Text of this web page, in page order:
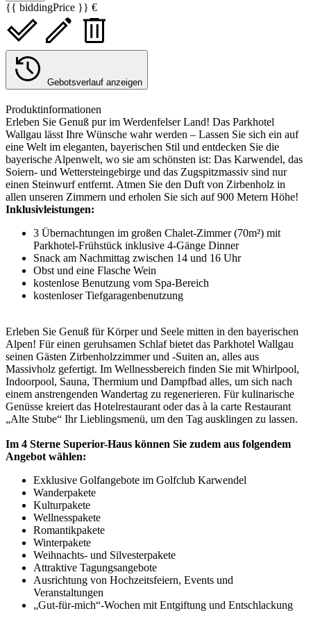
{{ biddingPrice }} €
Gebotsverlauf anzeigen
Produktinformationen
Erleben Sie Genuß pur im Werdenfelser Land! Das Parkhotel
Wallgau lässt Ihre Wünsche wahr werden – Lassen Sie sich ein auf
eine Welt im eleganten, bayerischen Stil und entdecken Sie die
bayerische Alpenwelt, wo sie am schönsten ist: Das Karwendel, das
Soiern- und Wettersteingebirge und das Zugspitzmassiv sind nur
einen Steinwurf entfernt. Atmen Sie den Duft von Zirbenholz in
allen unseren Zimmern und erholen Sie sich auf 900 Metern Höhe!
Inklusivleistungen:
3 Übernachtungen im großen Chalet-Zimmer (70m²) mit
Parkhotel-Frühstück inklusive 4-Gänge Dinner
Snack am Nachmittag zwischen 14 und 16 Uhr
Obst und eine Flasche Wein
kostenlose Benutzung vom Spa-Bereich
kostenloser Tiefgaragenbenutzung
Erleben Sie Genuß für Körper und Seele mitten in den bayerischen
Alpen! Für einen geruhsamen Schlaf bietet das Parkhotel Wallgau
seinen Gästen Zirbenholzzimmer und -Suiten an, alles aus
Massivholz gefertigt. Im Wellnessbereich finden Sie mit Whirlpool,
Indoorpool, Sauna, Thermium und Dampfbad alles, um sich nach
einem anstrengenden Wandertag zu regenerieren. Für kulinarische
Genüsse kreiert das Hotelrestaurant oder das à la carte Restaurant
„Alte Stube“ Ihr Lieblingsmenü, um den Tag ausklingen zu lassen.
Im 4 Sterne Superior-Haus können Sie zudem aus folgendem
Angebot wählen:
Exklusive Golfangebote im Golfclub Karwendel
Wanderpakete
Kulturpakete
Wellnesspakete
Romantikpakete
Winterpakete
Weihnachts- und Silvesterpakete
Attraktive Tagungsangebote
Ausrichtung von Hochzeitsfeiern, Events und
Veranstaltungen
„Gut-für-mich“-Wochen mit Entgiftung und Entschlackung